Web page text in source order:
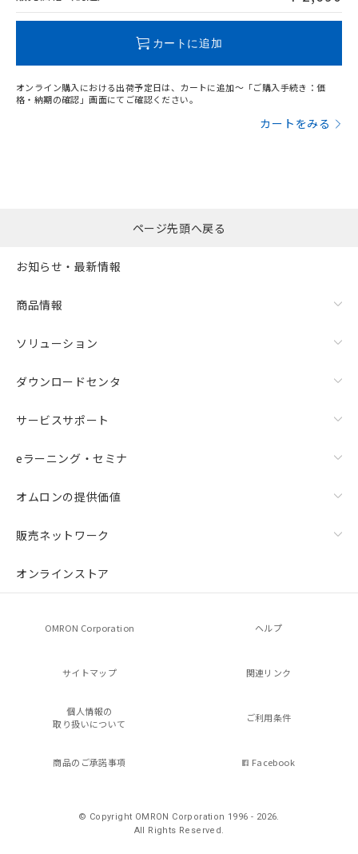
カートに追加
オンライン購入における出荷予定日は、カートに追加～「ご購入手続き：価
格・納期の確認」画面にてご確認ください。
カートをみる
ページ先頭へ戻る
お知らせ・最新情報
商品情報
ソリューション
ダウンロードセンタ
サービスサポート
eラーニング・セミナ
オムロンの提供価値
販売ネットワーク
オンラインストア
OMRON Corporation ヘルプ
サイトマップ 関連リンク
個人情報の
取り扱いについて
ご利用条件
商品のご承諾事項 Facebook
© Copyright OMRON Corporation 1996 - 2026.
All Rights Reserved.